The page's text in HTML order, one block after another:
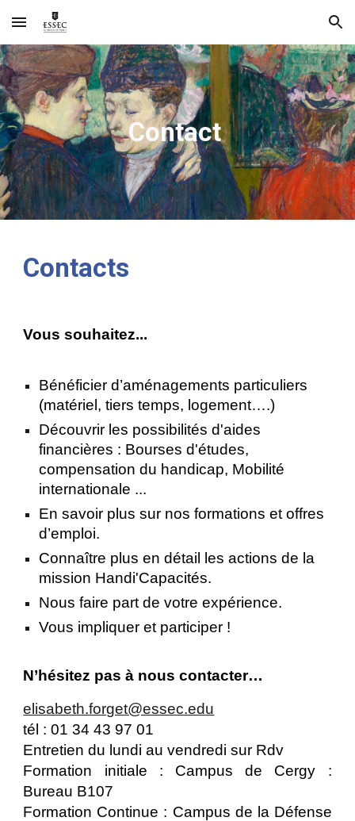
Skip to main content Skip to navigation
Contact
Contacts
Vous souhaitez...
Bénéficier d’aménagements particuliers
(matériel, tiers temps, logement….)
Découvrir les possibilités d'aides
financières : Bourses d'études,
compensation du handicap, Mobilité
internationale ...
En savoir plus sur nos formations et offres
d’emploi.
Connaître plus en détail les actions de la
mission Handi'Capacités.
Nous faire part de votre expérience.
Vous impliquer et participer !
N’hésitez pas à nous contacter…
elisabeth.forget@essec.edu
tél : 01 34 43 97 01
Entretien du lundi au vendredi sur Rdv
Formation initiale : Campus de Cergy :
Bureau B107
Formation Continue : Campus de la Défense